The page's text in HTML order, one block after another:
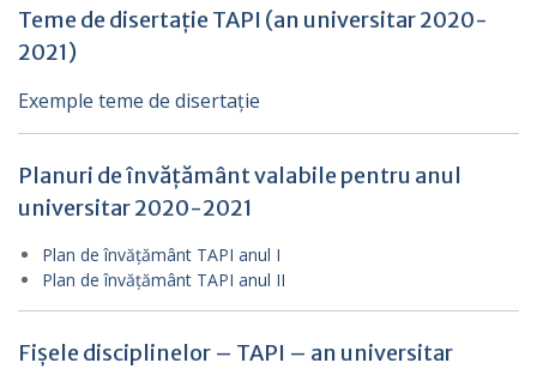
Teme de disertație TAPI (an universitar 2020-
2021)
Exemple teme de disertație
Planuri de învățământ valabile pentru anul
universitar 2020-2021
Plan de învățământ TAPI anul I
Plan de învățământ TAPI anul II
Fișele disciplinelor – TAPI – an universitar